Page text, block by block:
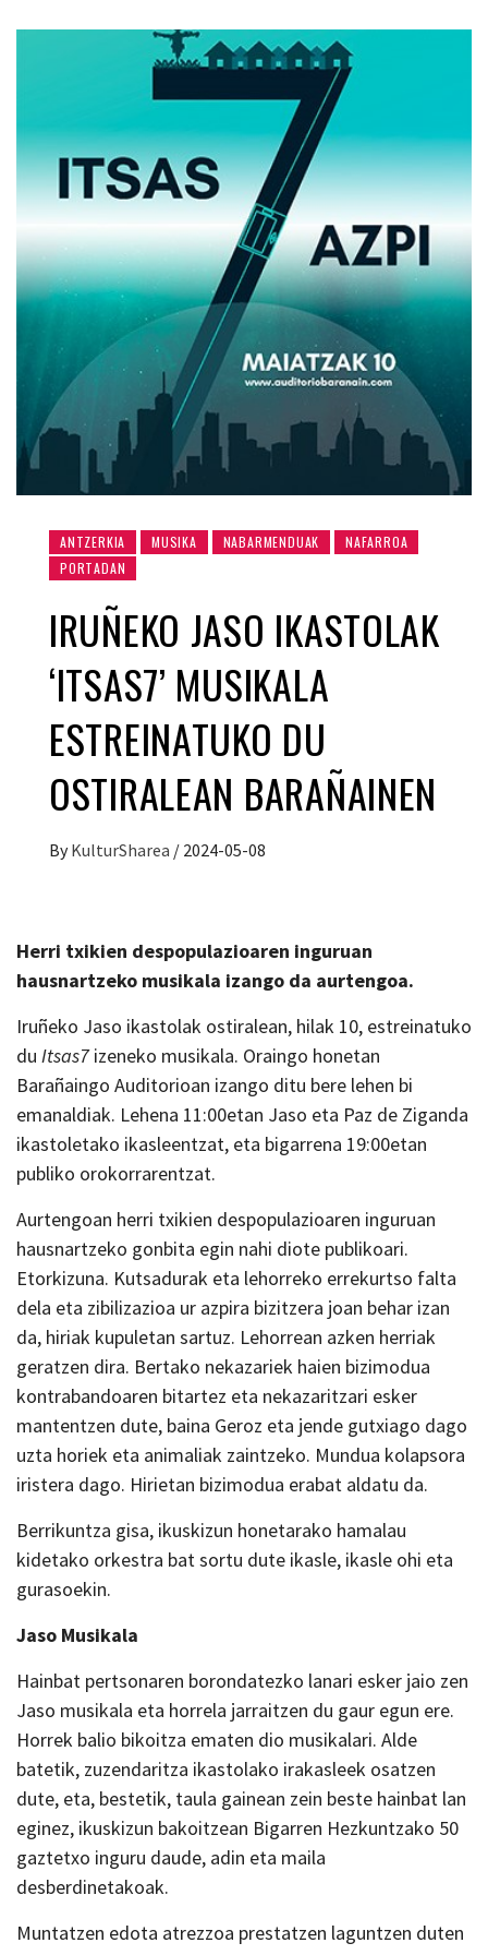
ANTZERKIA MUSIKA NABARMENDUAK
NAFARROA
PORTADAN
IRUÑEKO JASO IKASTOLAK
‘ITSAS7’ MUSIKALA
ESTREINATUKO DU
OSTIRALEAN BARAÑAINEN
By KulturSharea / 2024-05-08
Herri txikien despopulazioaren inguruan
hausnartzeko musikala izango da aurtengoa.
Iruñeko Jaso ikastolak ostiralean, hilak 10, estreinatuko
du Itsas7izeneko musikala. Oraingo honetan
Barañaingo Auditorioan izango ditu bere lehen bi
emanaldiak. Lehena 11:00etan Jaso eta Paz de Ziganda
ikastoletako ikasleentzat, eta bigarrena 19:00etan
publiko orokorrarentzat.
Aurtengoan herri txikien despopulazioaren inguruan
hausnartzeko gonbita egin nahi diote publikoari.
Etorkizuna. Kutsadurak eta lehorreko errekurtso falta
dela eta zibilizazioa ur azpira bizitzera joan behar izan
da, hiriak kupuletan sartuz. Lehorrean azken herriak
geratzen dira. Bertako nekazariek haien bizimodua
kontrabandoaren bitartez eta nekazaritzari esker
mantentzen dute, baina Geroz eta jende gutxiago dago
uzta horiek eta animaliak zaintzeko. Mundua kolapsora
iristera dago. Hirietan bizimodua erabat aldatu da.
Berrikuntza gisa, ikuskizun honetarako hamalau
kidetako orkestra bat sortu dute ikasle, ikasle ohi eta
gurasoekin.
Jaso Musikala
Hainbat pertsonaren borondatezko lanari esker jaio zen
Jaso musikala eta horrela jarraitzen du gaur egun ere.
Horrek balio bikoitza ematen dio musikalari. Alde
batetik, zuzendaritza ikastolako irakasleek osatzen
dute, eta, bestetik, taula gainean zein beste hainbat lan
eginez, ikuskizun bakoitzean Bigarren Hezkuntzako 50
gaztetxo inguru daude, adin eta maila
desberdinetakoak.
Muntatzen edota atrezzoa prestatzen laguntzen duten